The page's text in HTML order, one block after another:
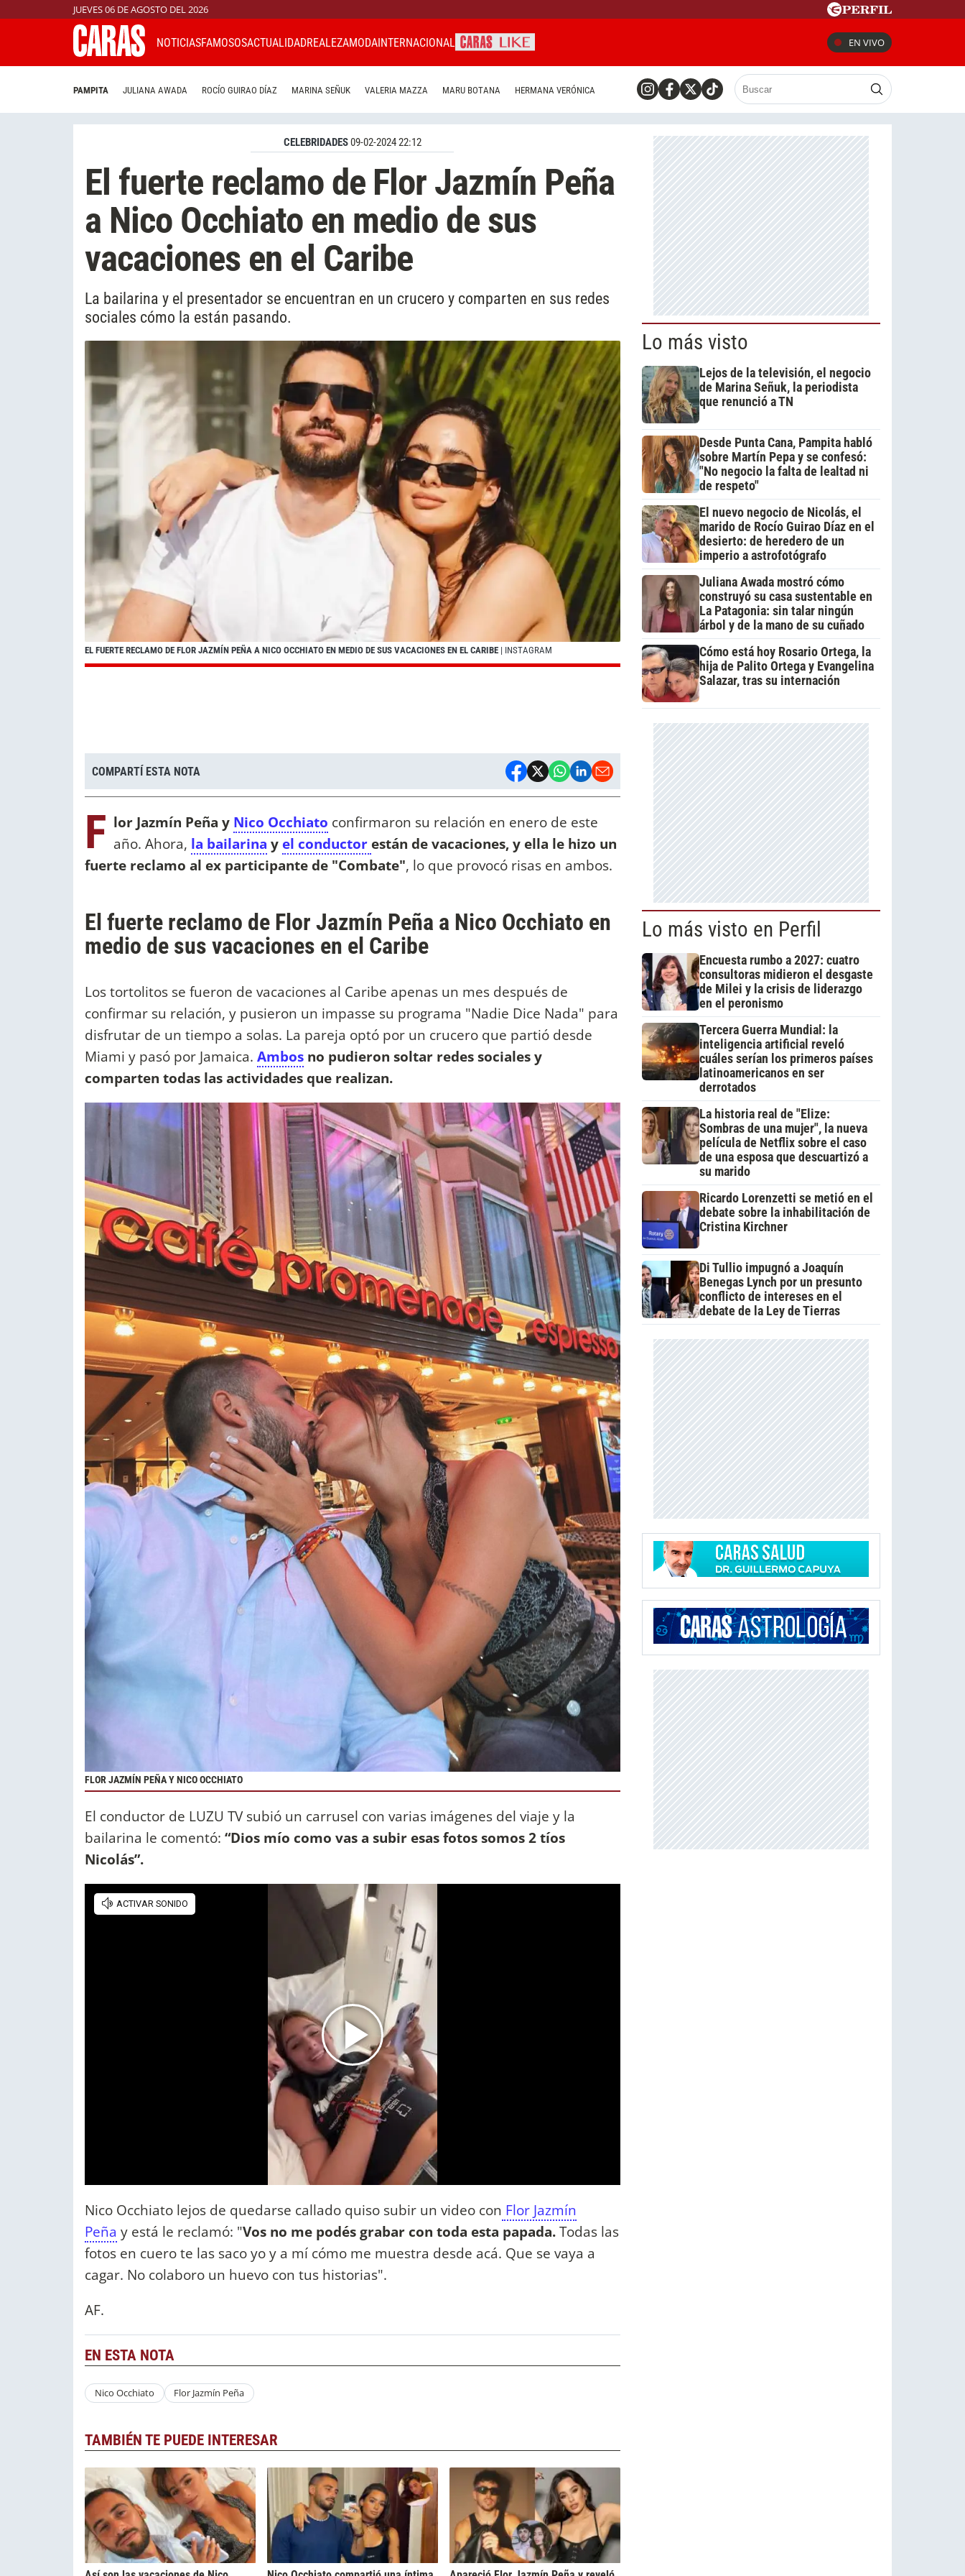
JUEVES 06 DE AGOSTO DEL 2026
NOTICIASFAMOSOSACTUALIDADREALEZAMODAINTERNACIONAL EN VIVO
PAMPITA JULIANA AWADA ROCÍO GUIRAO DÍAZ MARINA SEÑUK VALERIA MAZZA MARU BOTANA HERMANA VERÓNICA
CELEBRIDADES09-02-2024 22:12
El fuerte reclamo de Flor Jazmín Peña
a Nico Occhiato en medio de sus
vacaciones en el Caribe
La bailarina y el presentador se encuentran en un crucero y comparten en sus redes
sociales cómo la están pasando.
EL FUERTE RECLAMO DE FLOR JAZMÍN PEÑA A NICO OCCHIATO EN MEDIO DE SUS VACACIONES EN EL CARIBE | INSTAGRAM
COMPARTÍ ESTA NOTA
F lor Jazmín Peña y Nico Occhiato confirmaron su relación en enero de este
año. Ahora, la bailarina y el conductor están de vacaciones, y ella le hizo un
fuerte reclamo al ex participante de "Combate", lo que provocó risas en ambos.
El fuerte reclamo de Flor Jazmín Peña a Nico Occhiato en
medio de sus vacaciones en el Caribe
Los tortolitos se fueron de vacaciones al Caribe apenas un mes después de
confirmar su relación, y pusieron un impasse su programa "Nadie Dice Nada" para
disfrutar de un tiempo a solas. La pareja optó por un crucero que partió desde
Miami y pasó por Jamaica. Ambos no pudieron soltar redes sociales y
comparten todas las actividades que realizan.
FLOR JAZMÍN PEÑA Y NICO OCCHIATO
El conductor de LUZU TV subió un carrusel con varias imágenes del viaje y la
bailarina le comentó: “Dios mío como vas a subir esas fotos somos 2 tíos
Nicolás”.
Nico Occhiato lejos de quedarse callado quiso subir un video con Flor Jazmín
Peña y está le reclamó: "Vos no me podés grabar con toda esta papada.Todas las
fotos en cuero te las saco yo y a mí cómo me muestra desde acá. Que se vaya a
cagar. No colaboro un huevo con tus historias".
AF.
EN ESTA NOTA
Nico Occhiato Flor Jazmín Peña
TAMBIÉN TE PUEDE INTERESAR
Lo más visto
Lejos de la televisión, el negocio
de Marina Señuk, la periodista
que renunció a TN
Desde Punta Cana, Pampita habló
sobre Martín Pepa y se confesó:
"No negocio la falta de lealtad ni
de respeto"
El nuevo negocio de Nicolás, el
marido de Rocío Guirao Díaz en el
desierto: de heredero de un
imperio a astrofotógrafo
Juliana Awada mostró cómo
construyó su casa sustentable en
La Patagonia: sin talar ningún
árbol y de la mano de su cuñado
Cómo está hoy Rosario Ortega, la
hija de Palito Ortega y Evangelina
Salazar, tras su internación
Lo más visto en Perfil
Encuesta rumbo a 2027: cuatro
consultoras midieron el desgaste
de Milei y la crisis de liderazgo
en el peronismo
Tercera Guerra Mundial: la
inteligencia artificial reveló
cuáles serían los primeros países
latinoamericanos en ser
derrotados
La historia real de "Elize:
Sombras de una mujer", la nueva
película de Netflix sobre el caso
de una esposa que descuartizó a
su marido
Ricardo Lorenzetti se metió en el
debate sobre la inhabilitación de
Cristina Kirchner
Di Tullio impugnó a Joaquín
Benegas Lynch por un presunto
conflicto de intereses en el
debate de la Ley de Tierras